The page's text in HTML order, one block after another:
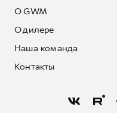
О GWM
О дилере
Наша команда
Контакты